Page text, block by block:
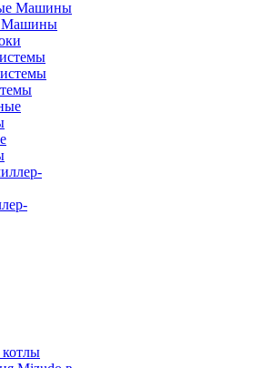
Машины
котлы